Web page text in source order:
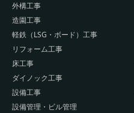
外構工事
造園工事
軽鉄（LSG・ボード）工事
リフォーム工事
床工事
ダイノック工事
設備工事
設備管理・ビル管理